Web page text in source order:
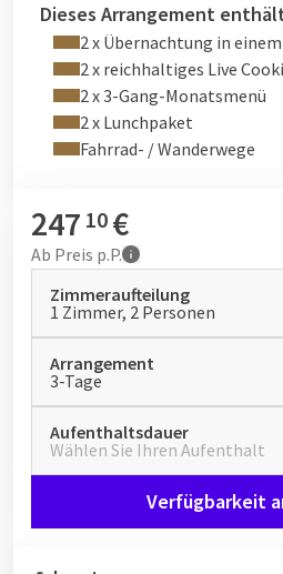
Entdecken Sie die schöne
& Wanderpaket. Entdecken Sie die
Dünen, machen Sie einen
IJzeren Man oder schlendern Sie
Zentrum von 's-Hertogenbosch.
von uns verschiedene Wander- und
Online-Routenplaner möglich.
Sehen Sie sich hier einige der
Umgebung an.
Mit dem Cycling & Walking
Frühstücksbuffet und ein Drei-
Außerdem erhalten Sie ein
Fahrradtour.
DasLive-Cooking-Frühstücksbuffet
Brotsorten und verschiedenen
Aufschnitt, Käse und Süßigkeiten.
Dieses Arrangement
2 x Übernachtung in
2 x reichhaltiges Live
2 x 3-Gang-Monatsmenü
2 x Lunchpaket
Fahrrad- / Wanderwege
247 10 €
Ab Preis p.P.
Zimmeraufteilung
1 Zimmer, 2 Personen
Arrangement
3-Tage
Aufenthaltsdauer
Wählen Sie Ihren Aufenthalt
Verfügbarkeit